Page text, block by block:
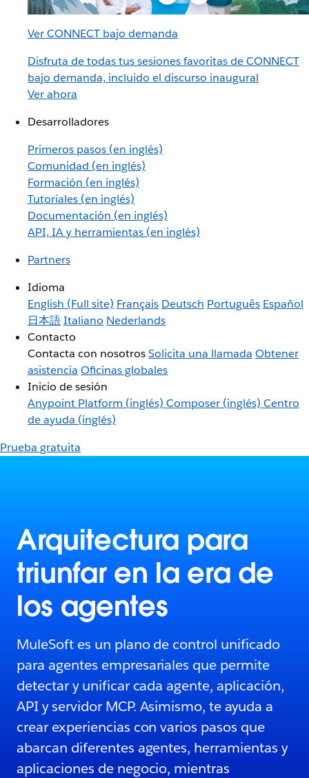
Ver CONNECT bajo demanda
Disfruta de todas tus sesiones favoritas de CONNECT
bajo demanda, incluido el discurso inaugural
Ver ahora
Desarrolladores
Primeros pasos (en inglés)
Comunidad (en inglés)
Formación (en inglés)
Tutoriales (en inglés)
Documentación (en inglés)
API, IA y herramientas (en inglés)
Partners
Idioma
English (Full site) Français Deutsch Português Español
日本語Italiano Nederlands
Contacto
Contacta con nosotrosSolicita una llamada Obtener
asistencia Oficinas globales
Inicio de sesión
Anypoint Platform (inglés) Composer (inglés) Centro
de ayuda (inglés)
Prueba gratuita
Arquitectura para
triunfar en la era de
los agentes
MuleSoft es un plano de control unificado
para agentes empresariales que permite
detectar y unificar cada agente, aplicación,
API y servidor MCP. Asimismo, te ayuda a
crear experiencias con varios pasos que
abarcan diferentes agentes, herramientas y
aplicaciones de negocio, mientras